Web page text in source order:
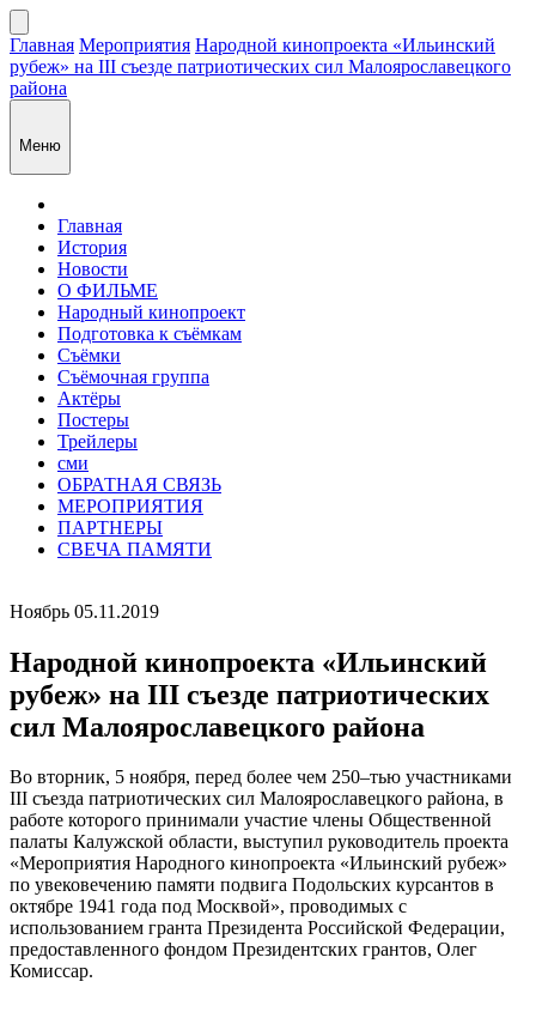
Главная Мероприятия Народной кинопроекта «Ильинский
рубеж» на III съезде патриотических сил Малоярославецкого
района
Меню
Главная
История
Новости
О ФИЛЬМЕ
Народный кинопроект
Подготовка к съёмкам
Съёмки
Съёмочная группа
Актёры
Постеры
Трейлеры
сми
ОБРАТНАЯ СВЯЗЬ
МЕРОПРИЯТИЯ
ПАРТНЕРЫ
СВЕЧА ПАМЯТИ
Ноябрь 05.11.2019
Народной кинопроекта «Ильинский
рубеж» на III съезде патриотических
сил Малоярославецкого района
Во вторник, 5 ноября, перед более чем 250–тью участниками
III съезда патриотических сил Малоярославецкого района, в
работе которого принимали участие члены Общественной
палаты Калужской области, выступил руководитель проекта
«Мероприятия Народного кинопроекта «Ильинский рубеж»
по увековечению памяти подвига Подольских курсантов в
октябре 1941 года под Москвой», проводимых с
использованием гранта Президента Российской Федерации,
предоставленного фондом Президентских грантов, Олег
Комиссар.